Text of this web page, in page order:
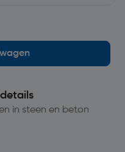
in steen en beton